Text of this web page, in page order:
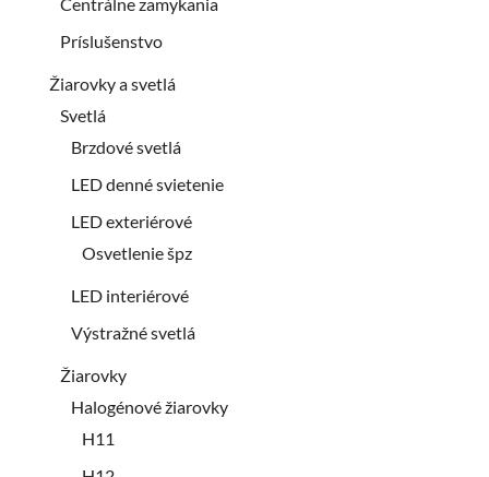
Centrálne zamykania
Príslušenstvo
Žiarovky a svetlá
Svetlá
Brzdové svetlá
LED denné svietenie
LED exteriérové
Osvetlenie špz
LED interiérové
Výstražné svetlá
Žiarovky
Halogénové žiarovky
H11